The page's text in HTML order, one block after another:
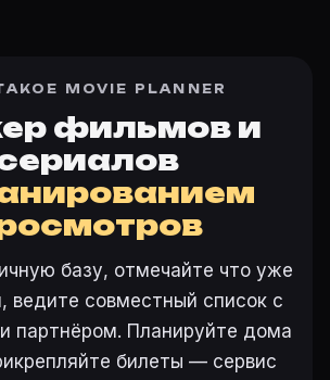
MOVIE PLANNER
фильмов и
базу, отмечайте что уже
ведите совместный список с
партнёром. Планируйте дома
билеты — сервис